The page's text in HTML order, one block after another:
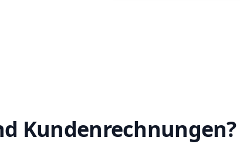
Kundenrechnungen?